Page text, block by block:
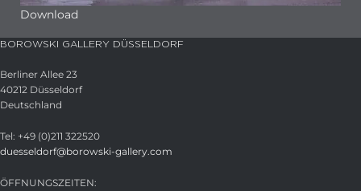
Download
BOROWSKI GALLERY DÜSSELDORF
Berliner Allee 23
40212 Düsseldorf
Deutschland
Tel: +49 (0)211 322520
duesseldorf@borowski-gallery.com
ÖFFNUNGSZEITEN: